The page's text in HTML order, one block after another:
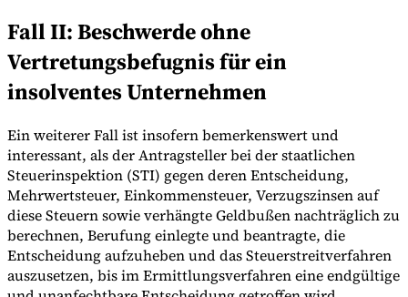
Fall II: Beschwerde ohne
Vertretungsbefugnis für ein
insolventes Unternehmen
Ein weiterer Fall ist insofern bemerkenswert und
interessant, als der Antragsteller bei der staatlichen
Steuerinspektion (STI) gegen deren Entscheidung,
Mehrwertsteuer, Einkommensteuer, Verzugszinsen auf
diese Steuern sowie verhängte Geldbußen nachträglich zu
berechnen, Berufung einlegte und beantragte, die
Entscheidung aufzuheben und das Steuerstreitverfahren
auszusetzen, bis im Ermittlungsverfahren eine endgültige